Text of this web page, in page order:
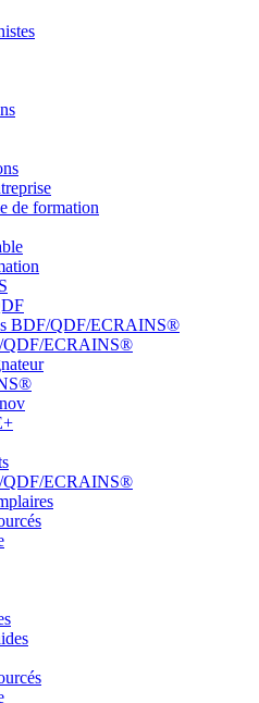
de formation
BDF/QDF/ECRAINS®
QDF/ECRAINS®
QDF/ECRAINS®